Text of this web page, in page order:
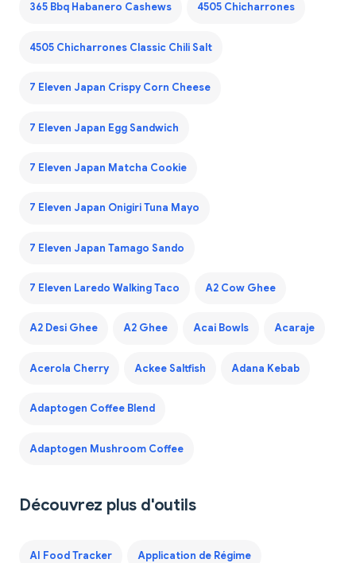
365 Bbq Habanero Cashews 4505 Chicharrones
4505 Chicharrones Classic Chili Salt
7 Eleven Japan Crispy Corn Cheese
7 Eleven Japan Egg Sandwich
7 Eleven Japan Matcha Cookie
7 Eleven Japan Onigiri Tuna Mayo
7 Eleven Japan Tamago Sando
7 Eleven Laredo Walking Taco A2 Cow Ghee
A2 Desi Ghee A2 Ghee Acai Bowls Acaraje
Acerola Cherry Ackee Saltfish Adana Kebab
Adaptogen Coffee Blend
Adaptogen Mushroom Coffee
Découvrez plus d'outils
AI Food Tracker Application de Régime